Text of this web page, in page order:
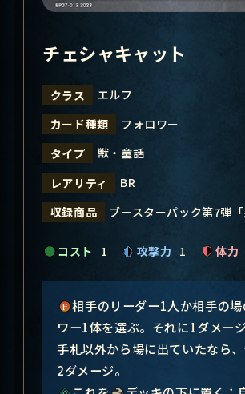
チェシャキャット
クラス
エルフ
カード種類
フォロワー
タイプ
獣・童話
レアリティ
BR
収録商品
ブースターパック第7弾「
コスト 1 攻撃力 1 体力
相手のリーダー1人か相手の場
ワー1体を選ぶ。それに1ダメー
手札以外から場に出ていたなら
2ダメージ。